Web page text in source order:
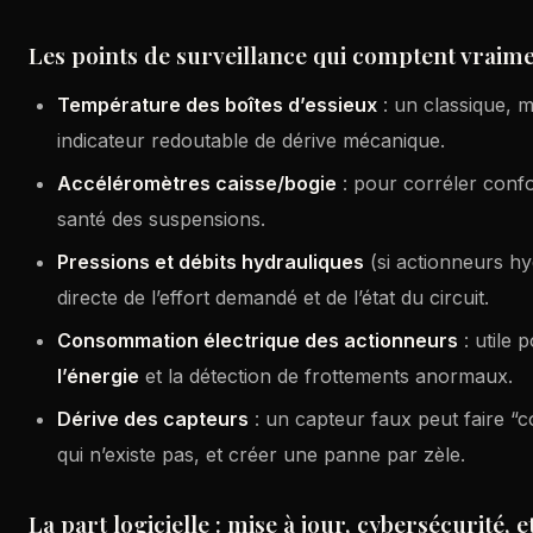
Les points de surveillance qui comptent
Température des boîtes d’essieux : un classique,
indicateur redoutable de dérive mécanique.
Accéléromètres caisse/bogie : pour corréler
santé des suspensions.
Pressions et débits hydrauliques (si actionneurs
directe de l’effort demandé et de l’état du circuit.
Consommation électrique des actionneurs : utile
l’énergie et la détection de frottements anormaux.
Dérive des capteurs : un capteur faux peut faire
qui n’existe pas, et créer une panne par zèle.
La part logicielle : mise à jour, cybersécurité,